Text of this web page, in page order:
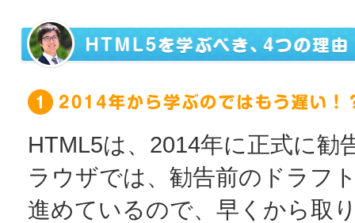
HTML5は、2014年に正式に
ラウザでは、勧告前のドラフ
進めているので、早くから取